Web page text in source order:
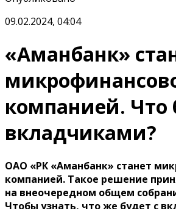
09.02.2024, 04:04
«Аманбанк»
компанией. Что
вкладчиками?
ОАО «РК «Аманбанк» станет
компанией. Такое решение
на внеочередном общем
Чтобы узнать, что же будет с